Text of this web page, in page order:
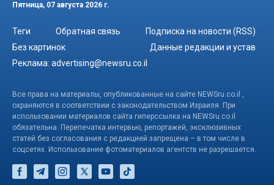
Пятница, 07 августа 2026 г.
Теги Обратная связь
Подписка на новости (RSS)
Без картинок
Данные редакции и устав
Реклама: advertising@newsru.co.il
Все права на материалы, опубликованные на сайте NEWSru.co.il ,
охраняются в соответствии с законодательством Израиля. При
использовании материалов сайта гиперссылка на NEWSru.co.il
обязательна. Перепечатка интервью, репортажей, эксклюзивных
статей без согласования с редакцией запрещена – в том числе в
соцсетях. Использование фотоматериалов агентств не разрешается.